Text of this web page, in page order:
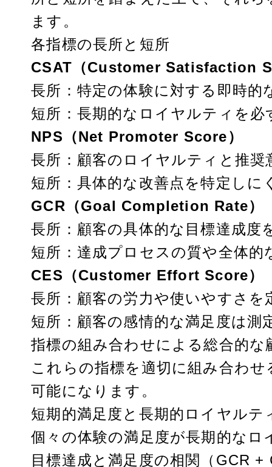
ます。
各指標の長所と短所
CSAT（Customer Satisfaction
長所：特定の体験に対する即時的
短所：長期的なロイヤルティを
NPS（Net Promoter Score）
長所：顧客のロイヤルティと推奨
短所：具体的な改善点を特定しに
GCR（Goal Completion Rate）
長所：顧客の具体的な目標達成度
短所：達成プロセスの質や全体的
CES（Customer Effort Score）
長所：顧客の労力や使いやすさを
短所：顧客の感情的な満足度は測
指標の組み合わせによる総合的な
これらの指標を適切に組み合わ
可能になります。
短期的満足度と長期的ロイヤル
個々の体験の満足度が長期的な
目標達成と満足度の相関（GCR +